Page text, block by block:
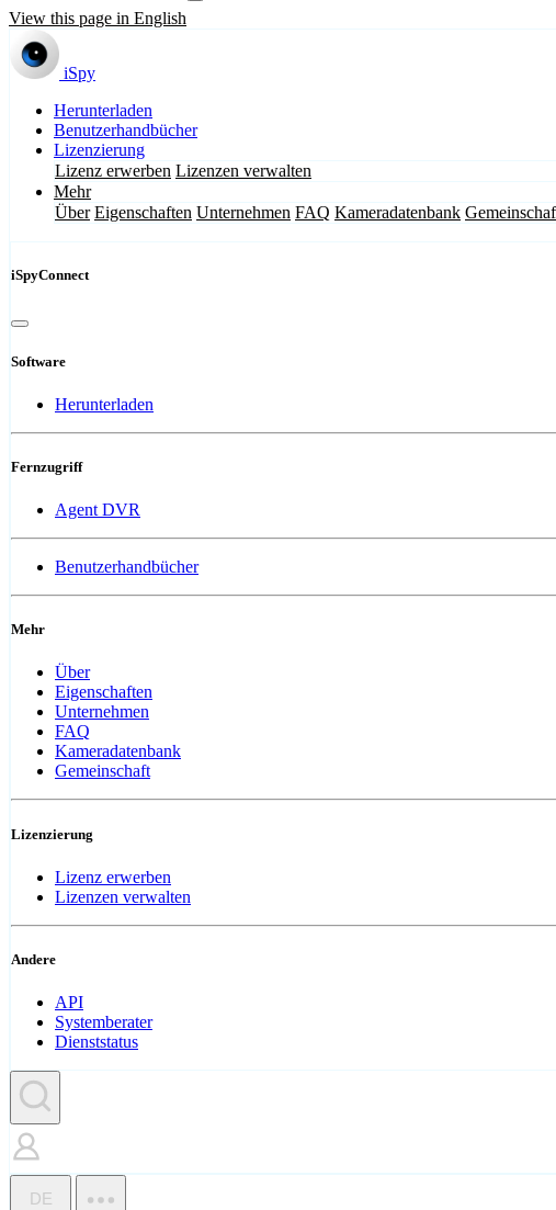
View this page in English
iSpy
Herunterladen
Benutzerhandbücher
Lizenzierung
Lizenz erwerben Lizenzen verwalten
Mehr
Über Eigenschaften Unternehmen FAQ Kameradatenbank
iSpyConnect
Software
Herunterladen
Fernzugriff
Agent DVR
Benutzerhandbücher
Mehr
Über
Eigenschaften
Unternehmen
FAQ
Kameradatenbank
Gemeinschaft
Lizenzierung
Lizenz erwerben
Lizenzen verwalten
Andere
API
Systemberater
Dienststatus
DE